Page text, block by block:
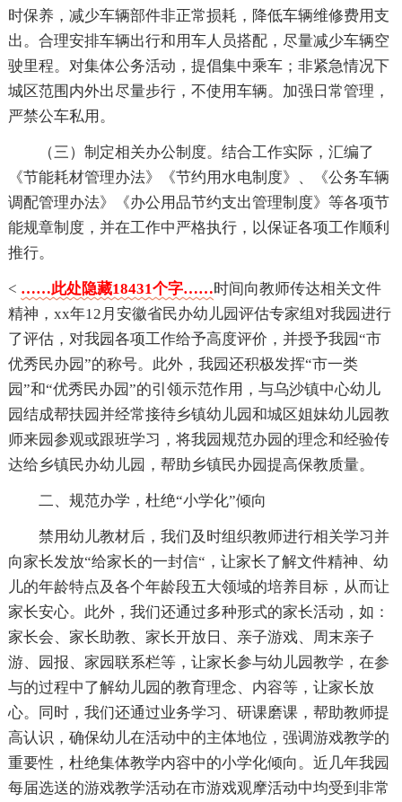
时保养，减少车辆部件非正常损耗，降低车辆维修费用支
出。合理安排车辆出行和用车人员搭配，尽量减少车辆空
驶里程。对集体公务活动，提倡集中乘车；非紧急情况下
城区范围内外出尽量步行，不使用车辆。加强日常管理，
严禁公车私用。
（三）制定相关办公制度。结合工作实际，汇编了
《节能耗材管理办法》《节约用水电制度》、《公务车辆
调配管理办法》《办公用品节约支出管理制度》等各项节
能规章制度，并在工作中严格执行，以保证各项工作顺利
推行。
< ……此处隐藏18431个字……时间向教师传达相关文件
精神，xx年12月安徽省民办幼儿园评估专家组对我园进行
了评估，对我园各项工作给予高度评价，并授予我园“市
优秀民办园”的称号。此外，我园还积极发挥“市一类
园”和“优秀民办园”的引领示范作用，与乌沙镇中心幼儿
园结成帮扶园并经常接待乡镇幼儿园和城区姐妹幼儿园教
师来园参观或跟班学习，将我园规范办园的理念和经验传
达给乡镇民办幼儿园，帮助乡镇民办园提高保教质量。
二、规范办学，杜绝“小学化”倾向
禁用幼儿教材后，我们及时组织教师进行相关学习并
向家长发放“给家长的一封信“，让家长了解文件精神、幼
儿的年龄特点及各个年龄段五大领域的培养目标，从而让
家长安心。此外，我们还通过多种形式的家长活动，如：
家长会、家长助教、家长开放日、亲子游戏、周末亲子
游、园报、家园联系栏等，让家长参与幼儿园教学，在参
与的过程中了解幼儿园的教育理念、内容等，让家长放
心。同时，我们还通过业务学习、研课磨课，帮助教师提
高认识，确保幼儿在活动中的主体地位，强调游戏教学的
重要性，杜绝集体教学内容中的小学化倾向。近几年我园
每届选送的游戏教学活动在市游戏观摩活动中均受到非常